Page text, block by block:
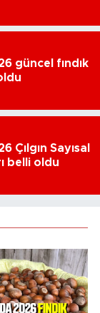
güncel fındık
Çılgın Sayısal
belli oldu